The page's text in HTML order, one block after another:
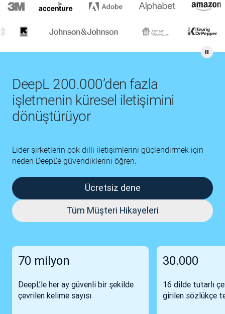
DeepL 200.000’den fazla
işletmenin küresel iletişimini
dönüştürüyor
Lider şirketlerin çok dilli iletişimlerini güçlendirmek için
neden DeepL’e güvendiklerini öğren.
Ücretsiz dene
Tüm Müşteri Hikayeleri
70 milyon
DeepL’le her ay güvenli bir şekilde
çevrilen kelime sayısı
30.000
16 dilde tutarlı
girilen sözlükçe